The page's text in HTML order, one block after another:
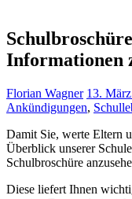
Informationen
Florian Wagner 13.
Ankündigungen,
Damit Sie, werte Eltern
Überblick unserer
Schulbroschüre
Diese liefert Ihnen